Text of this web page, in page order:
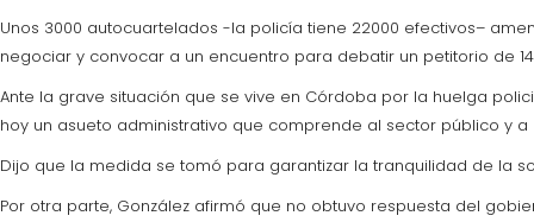
Unos 3000 autocuartelados -la policía tiene 22000 efectivos–
negociar y convocar a un encuentro para debatir un petitorio de
Ante la grave situación que se vive en Córdoba por la huelga
hoy un asueto administrativo que comprende al sector público y
Dijo que la medida se tomó para garantizar la tranquilidad de la
Por otra parte, González afirmó que no obtuvo respuesta del